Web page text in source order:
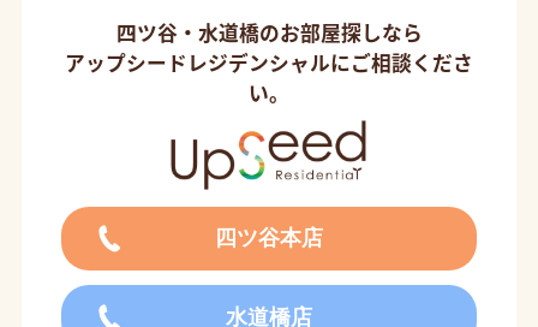
四ツ谷・水道橋のお部屋探しなら
アップシードレジデンシャルにご相談くださ
い。
四ツ谷本店
水道橋店